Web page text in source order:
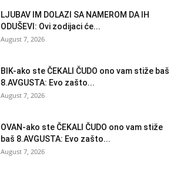
LJUBAV IM DOLAZI SA NAMEROM DA IH
ODUŠEVI: Ovi zodijaci će...
August 7, 2026
BIK-ako ste ČEKALI ČUDO ono vam stiže baš
8.AVGUSTA: Evo zašto...
August 7, 2026
OVAN-ako ste ČEKALI ČUDO ono vam stiže
baš 8.AVGUSTA: Evo zašto...
August 7, 2026